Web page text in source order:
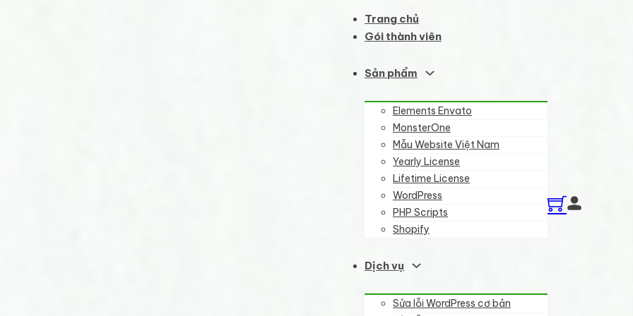
Trang chủ
Gói thành viên
Sản phẩm
Elements Envato
MonsterOne
Mẫu Website Việt Nam
Yearly License
Lifetime License
WordPress
PHP Scripts
Shopify
Dịch vụ
Sửa lỗi WordPress cơ bản